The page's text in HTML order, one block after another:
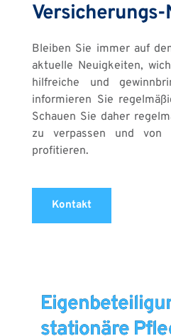
Versicherungs-
Bleiben Sie immer auf
aktuelle Neuigkeiten,
hilfreiche und
informieren Sie
Schauen Sie daher
zu verpassen und von
profitieren.
Kontakt
stationäre